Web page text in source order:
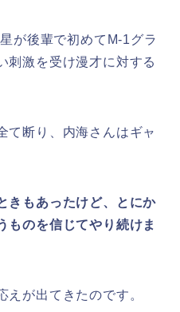
が後輩で初めてM-1グラ
刺激を受け漫才に対する
て断り、内海さんはギャ
きもあったけど、とにか
ものを信じてやり続けま
えが出てきたのです。